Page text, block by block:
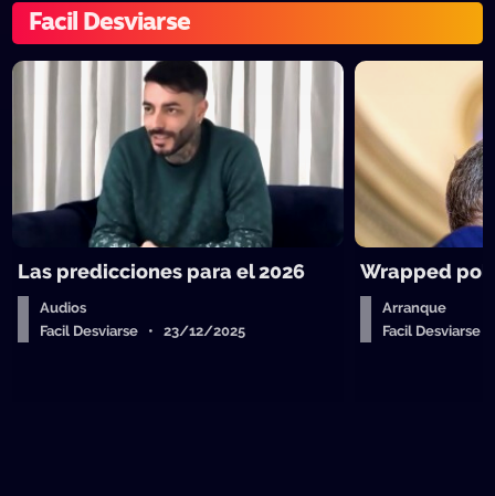
Facil Desviarse
Las predicciones para el 2026
Audios
Facil Desviarse • 23/12/2025
Wrapped
Arranque
Facil